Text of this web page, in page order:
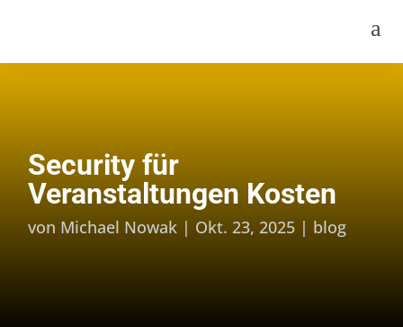
a
Security für
Veranstaltungen Kosten
von Michael Nowak | Okt. 23, 2025 | blog